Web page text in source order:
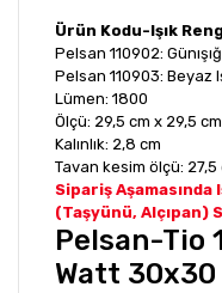
Ürün Kodu-Işık
Pelsan 110902:
Pelsan 110903: Beyaz
Lümen: 1800
Ölçü: 29,5 cm x 29,5 cm
Kalınlık: 2,8 cm
Tavan kesim ölçü: 27,5
Sipariş Aşamasında
(Taşyünü, Alçıpan)
Pelsan-Tio
Watt 30x30